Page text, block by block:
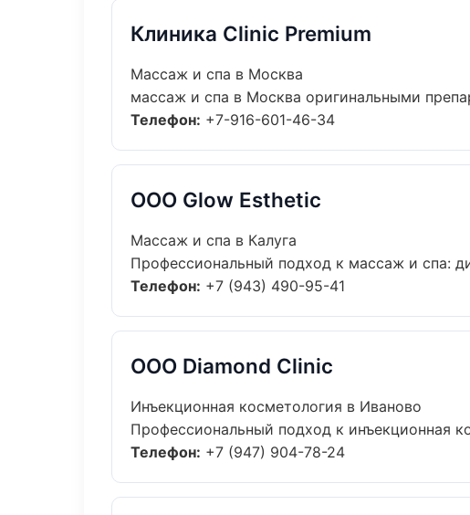
Клиника Clinic Premium
Массаж и спа в Москва
массаж и спа в Москва оригинальными
Телефон: +7-916-601-46-34
ООО Glow Esthetic
Массаж и спа в Калуга
Профессиональный подход к массаж и спа:
Телефон: +7 (943) 490-95-41
ООО Diamond Clinic
Инъекционная косметология в Иваново
Профессиональный подход к инъекционная
Телефон: +7 (947) 904-78-24